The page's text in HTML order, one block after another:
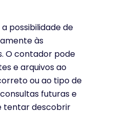
possibilidade de
às
O contador pode
e arquivos ao
ou ao tipo de
futuras e
tentar descobrir